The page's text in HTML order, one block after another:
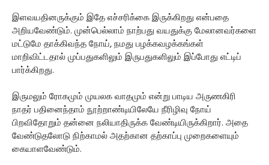
இளவயதினருக்கும் இதே எச்சரிக்கை இருக்கிறது என்பதை
அறியவேண்டும். முன்பெல்லாம் நாற்பது வயதுக்கு மேலானவர்களை
மட்டுமே தாக்கிவந்த நோய், நமது பழக்கவழக்கங்கள்
மாறிவிட்டதால் முப்பதுகளிலும் இருபதுகளிலும் இப்போது எட்டிப்
பார்க்கிறது.
இருமலும் ரோகமும் முயலக வாதமும் என்று பாடிய அருணகிரி
நாதர் பதினைந்தாம் நூற்றாண்டியிலேயே நீரிழிவு நோய்
பிறவிதோறும் தன்னை நலியாதிருக்க வேண்டியிருக்கிறார். அதை
வேண்டுதலோடு நிற்காமல் அதற்கான தற்காப்பு முறைகளையும்
கையாளவேண்டும்.